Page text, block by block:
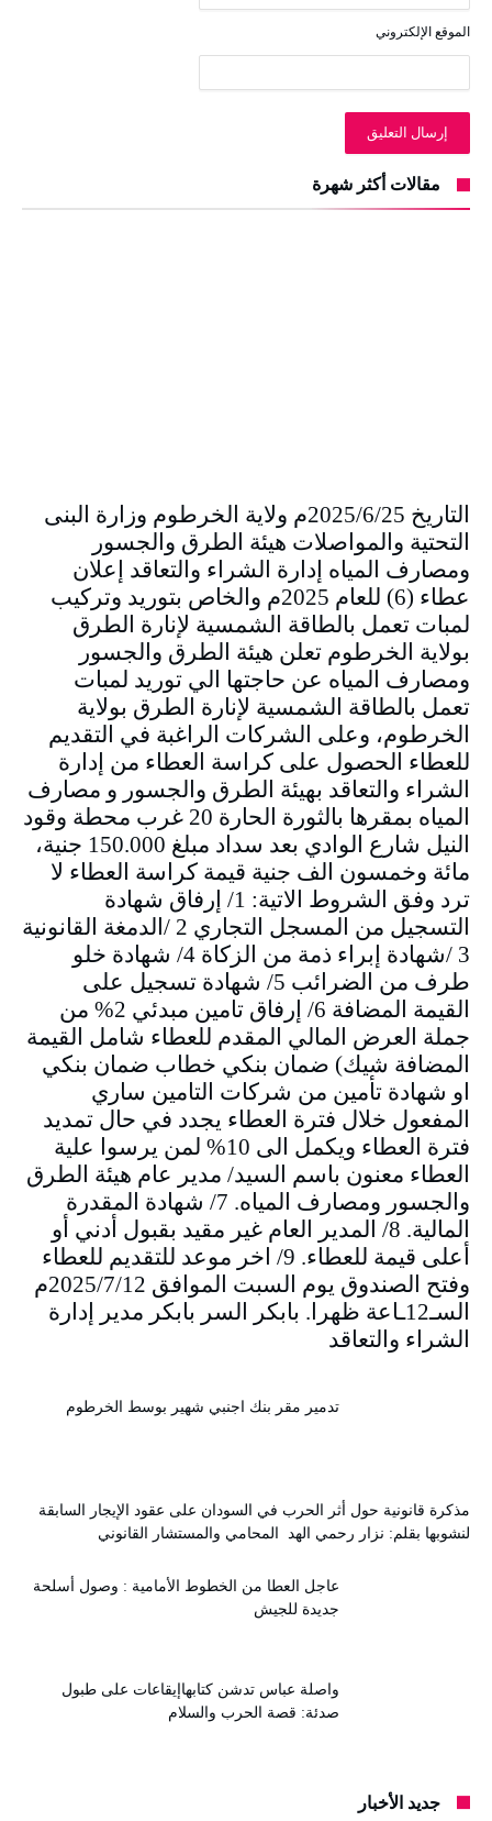
الموقع الإلكتروني
مقالات أكثر شهرة
التاريخ 2025/6/25م ولاية الخرطوم وزارة البنى
التحتية والمواصلات هيئة الطرق والجسور
ومصارف المياه إدارة الشراء والتعاقد إعلان
عطاء (6) للعام 2025م والخاص بتوريد وتركيب
لمبات تعمل بالطاقة الشمسية لإنارة الطرق
بولاية الخرطوم تعلن هيئة الطرق والجسور
ومصارف المياه عن حاجتها الي توريد لمبات
تعمل بالطاقة الشمسية لإنارة الطرق بولاية
الخرطوم، وعلى الشركات الراغبة في التقديم
للعطاء الحصول على كراسة العطاء من إدارة
الشراء والتعاقد بهيئة الطرق والجسور و مصارف
المياه بمقرها بالثورة الحارة 20 غرب محطة وقود
النيل شارع الوادي بعد سداد مبلغ 150.000 جنية،
مائة وخمسون الف جنية قيمة كراسة العطاء لا
ترد وفق الشروط الاتية: 1/ إرفاق شهادة
التسجيل من المسجل التجاري 2 /الدمغة القانونية
3 /شهادة إبراء ذمة من الزكاة 4/ شهادة خلو
طرف من الضرائب 5/ شهادة تسجيل على
القيمة المضافة 6/ إرفاق تامين مبدئي 2% من
جملة العرض المالي المقدم للعطاء شامل القيمة
المضافة شيك) ضمان بنكي خطاب ضمان بنكي
او شهادة تأمين من شركات التامين ساري
المفعول خلال فترة العطاء يجدد في حال تمديد
فترة العطاء ويكمل الى 10% لمن يرسوا علية
العطاء معنون باسم السيد/ مدير عام هيئة الطرق
والجسور ومصارف المياه. 7/ شهادة المقدرة
المالية. 8/ المدير العام غير مقيد بقبول أدني أو
أعلى قيمة للعطاء. 9/ اخر موعد للتقديم للعطاء
وفتح الصندوق يوم السبت الموافق 2025/7/12م
السـ12ـاعة ظهرا. بابكر السر بابكر مدير إدارة
الشراء والتعاقد
تدمير مقر بنك اجنبي شهير بوسط الخرطوم
مذكرة قانونية حول أثر الحرب في السودان على عقود الإيجار السابقة
لنشوبها بقلم: نزار رحمي الهد المحامي والمستشار القانوني
عاجل العطا من الخطوط الأمامية : وصول أسلحة
جديدة للجيش
واصلة عباس تدشن كتابهاإيقاعات على طبول
صدئة: قصة الحرب والسلام
جديد الأخبار